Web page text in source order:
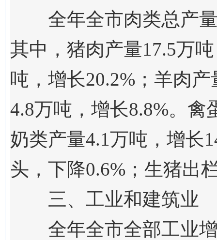
全年全市肉类总产
其中，猪肉产量17.5万
吨，增长20.2%；羊肉产
4.8万吨，增长8.8%。禽
奶类产量4.1万吨，增长
头，下降0.6%；生猪出
三、工业和建筑业
全年全市全部工业